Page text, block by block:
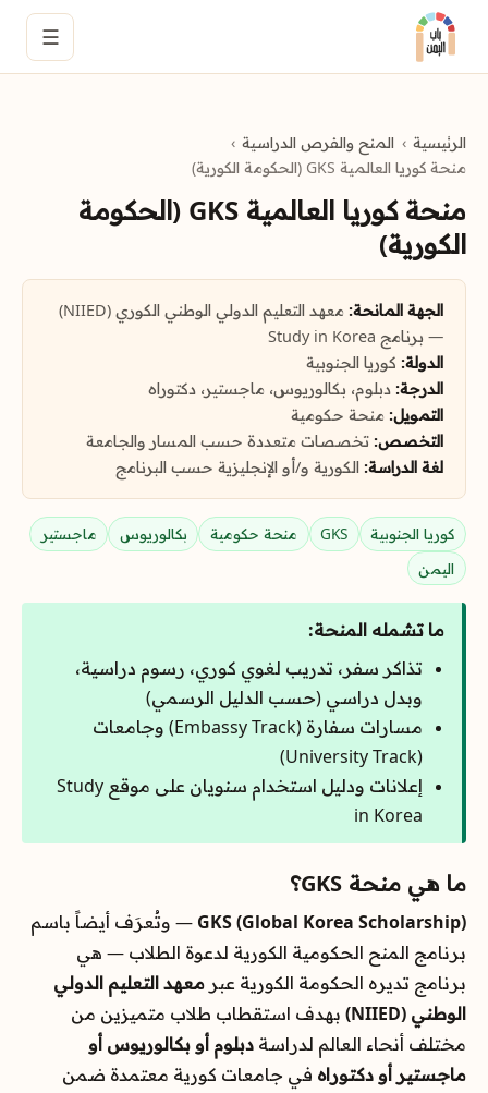
☰
الرئيسية
المنح والفرص الدراسية
منحة كوريا العالمية GKS (الحكومة الكورية)
منحة كوريا العالمية GKS (الحكومة
الكورية)
الجهة المانحة:
معهد التعليم الدولي الوطني الكوري (NIIED)
— برنامج Study in Korea
الدولة: كوريا الجنوبية
الدرجة: دبلوم، بكالوريوس، ماجستير، دكتوراه
التمويل: منحة حكومية
التخصص: تخصصات متعددة حسب المسار والجامعة
لغة الدراسة: الكورية و/أو الإنجليزية حسب البرنامج
كوريا الجنوبية GKS منحة حكومية بكالوريوس
ماجستير
اليمن
ما تشمله المنحة:
تذاكر سفر، تدريب لغوي كوري، رسوم دراسية،
وبدل دراسي (حسب الدليل الرسمي)
مسارات سفارة (Embassy Track) وجامعات
(University Track)
إعلانات ودليل استخدام سنويان على موقع Study
in Korea
ما هي منحة GKS؟
GKS (Global Korea Scholarship) — وتُعرَف أيضاً باسم
برنامج المنح الحكومية الكورية لدعوة الطلاب — هي
برنامج تديره الحكومة الكورية عبر معهد التعليم الدولي
الوطني (NIIED)
بهدف استقطاب طلاب متميزين من
مختلف أنحاء العالم لدراسة دبلوم أو بكالوريوس أو
ماجستير أو دكتوراه في جامعات كورية معتمدة ضمن